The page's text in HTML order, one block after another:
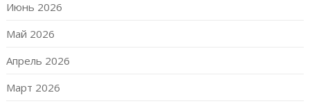
Июнь 2026
Май 2026
Апрель 2026
Март 2026